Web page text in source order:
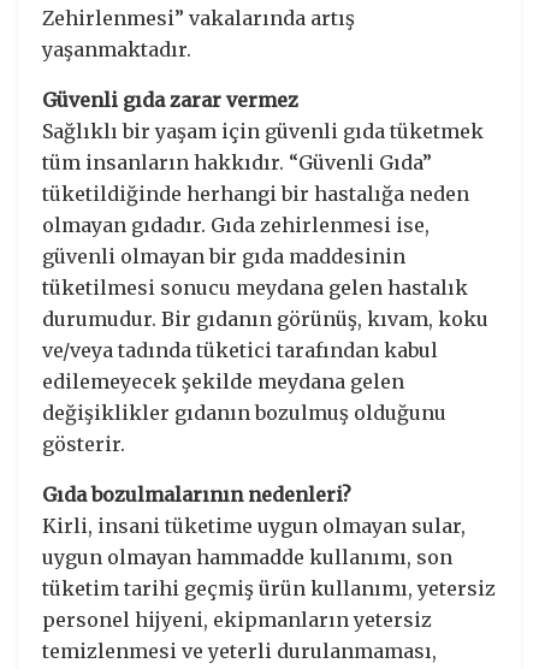
Zehirlenmesi” vakalarında artış
yaşanmaktadır.
Güvenli gıda zarar vermez
Sağlıklı bir yaşam için güvenli gıda tüketmek
tüm insanların hakkıdır. “Güvenli Gıda”
tüketildiğinde herhangi bir hastalığa neden
olmayan gıdadır. Gıda zehirlenmesi ise,
güvenli olmayan bir gıda maddesinin
tüketilmesi sonucu meydana gelen hastalık
durumudur. Bir gıdanın görünüş, kıvam, koku
ve/veya tadında tüketici tarafından kabul
edilemeyecek şekilde meydana gelen
değişiklikler gıdanın bozulmuş olduğunu
gösterir.
Gıda bozulmalarının nedenleri?
Kirli, insani tüketime uygun olmayan sular,
uygun olmayan hammadde kullanımı, son
tüketim tarihi geçmiş ürün kullanımı, yetersiz
personel hijyeni, ekipmanların yetersiz
temizlenmesi ve yeterli durulanmaması,